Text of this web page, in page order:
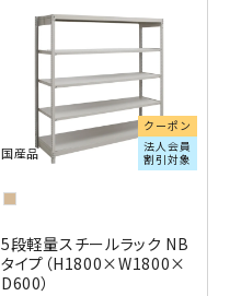
クーポン
法人会員
割引対象
国産品
5段軽量スチールラック NB
タイプ（H1800×W1800×
D600）